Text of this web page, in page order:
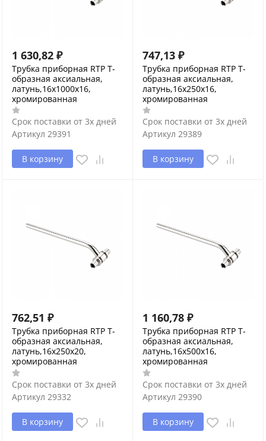
1 630,82 ₽
Трубка приборная RTP Т-
образная аксиальная,
латунь,16х1000х16,
хромированная
Срок поставки от 3х дней
Артикул 29391
В корзину
747,13 ₽
Трубка приборная RTP Т-
образная аксиальная,
латунь,16х250х16,
хромированная
Срок поставки от 3х дней
Артикул 29389
В корзину
762,51 ₽
Трубка приборная RTP Т-
образная аксиальная,
латунь,16х250х20,
хромированная
Срок поставки от 3х дней
Артикул 29332
В корзину
1 160,78 ₽
Трубка приборная RTP Т-
образная аксиальная,
латунь,16х500х16,
хромированная
Срок поставки от 3х дней
Артикул 29390
В корзину